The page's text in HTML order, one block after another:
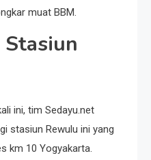
muat BBM.
Stasiun
ini, tim Sedayu.net
stasiun Rewulu ini yang
km 10 Yogyakarta.